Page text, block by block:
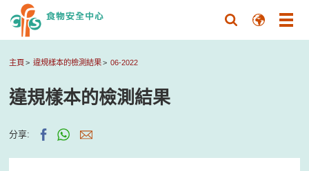
主頁 違規樣本的檢測結果 06-2022
違規樣本的檢測結果
分享: